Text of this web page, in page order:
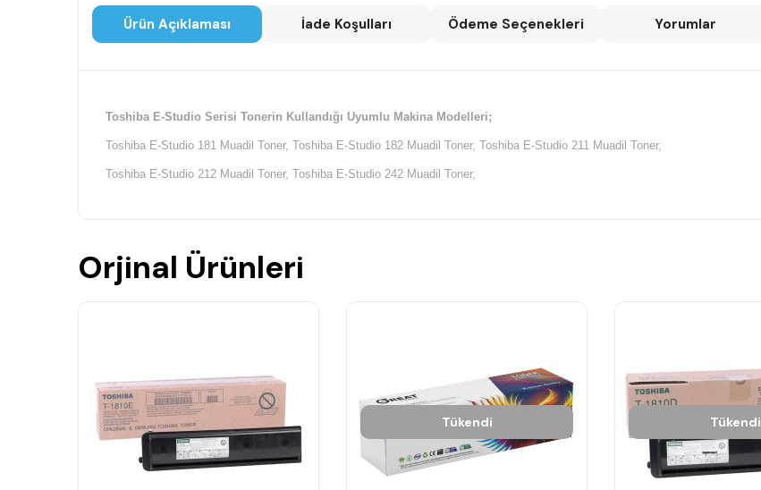
Ürün Açıklaması İade Koşulları Ödeme Seçenekleri Yorumlar
Toshiba E-Studio Serisi Tonerin Kullandığı Uyumlu Makina Modelleri;
Toshiba E-Studio 181 Muadil Toner, Toshiba E-Studio 182 Muadil Toner, Toshiba E-Studio 211 Muadil Toner,
Toshiba E-Studio 212 Muadil Toner, Toshiba E-Studio 242 Muadil Toner,
Orjinal Ürünleri
Tükendi Tükendi